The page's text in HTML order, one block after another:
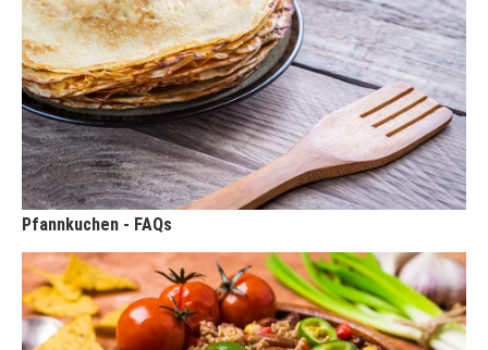
Pfannkuchen - FAQs